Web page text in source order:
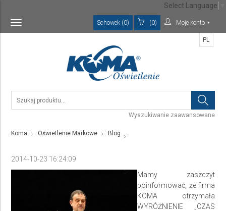
Toggle
navigation
Schowek (0) (0) Moje konto
Wyszukiwanie zaawansowane
PL
Koma Oświetlenie Markowe Blog
2014-10-23 16:24:09
Mamy zaszczyt
poinformować, że firma
KOMA otrzymała
WYRÓŻNIENIE „CZAS
Select Language